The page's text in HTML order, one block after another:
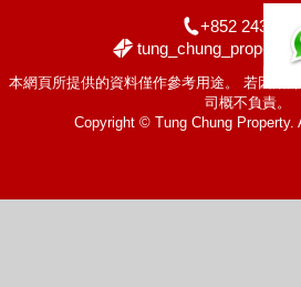
+852 2436
本網頁所提供的資料僅作參考用途。 若因錯
司概不負責。
Copyright © Tung Chung Property.